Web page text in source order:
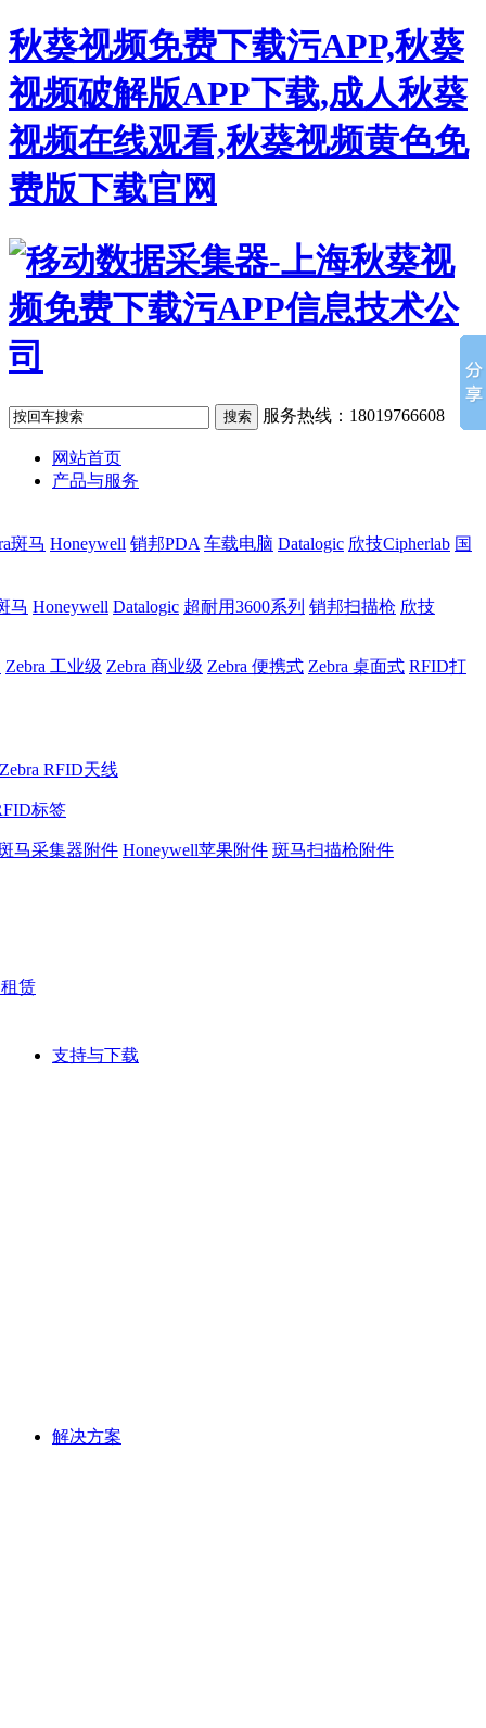
秋葵视频免费下载污APP,秋葵
视频破解版APP下载,成人秋葵
视频在线观看,秋葵视频黄色免
费版下载官网
服务热线：18019766608
网站首页
产品与服务
斑马 Honeywell 销邦PDA 车载电脑 Datalogic 欣技Cipherlab 国
马 Honeywell Datalogic 超耐用3600系列 销邦扫描枪 欣技
Zebra 工业级 Zebra 商业级 Zebra 便携式 Zebra 桌面式 RFID打
Zebra RFID天线
标签
马采集器附件 Honeywell苹果附件 斑马扫描枪附件
赁
支持与下载
解决方案